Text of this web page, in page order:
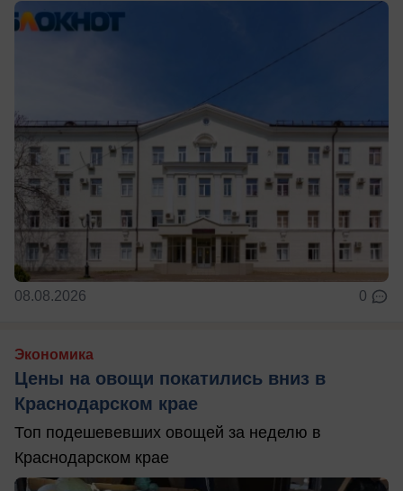
08.08.2026 0
Экономика
Цены на овощи покатились вниз в
Краснодарском крае
Топ подешевевших овощей за неделю в
Краснодарском крае